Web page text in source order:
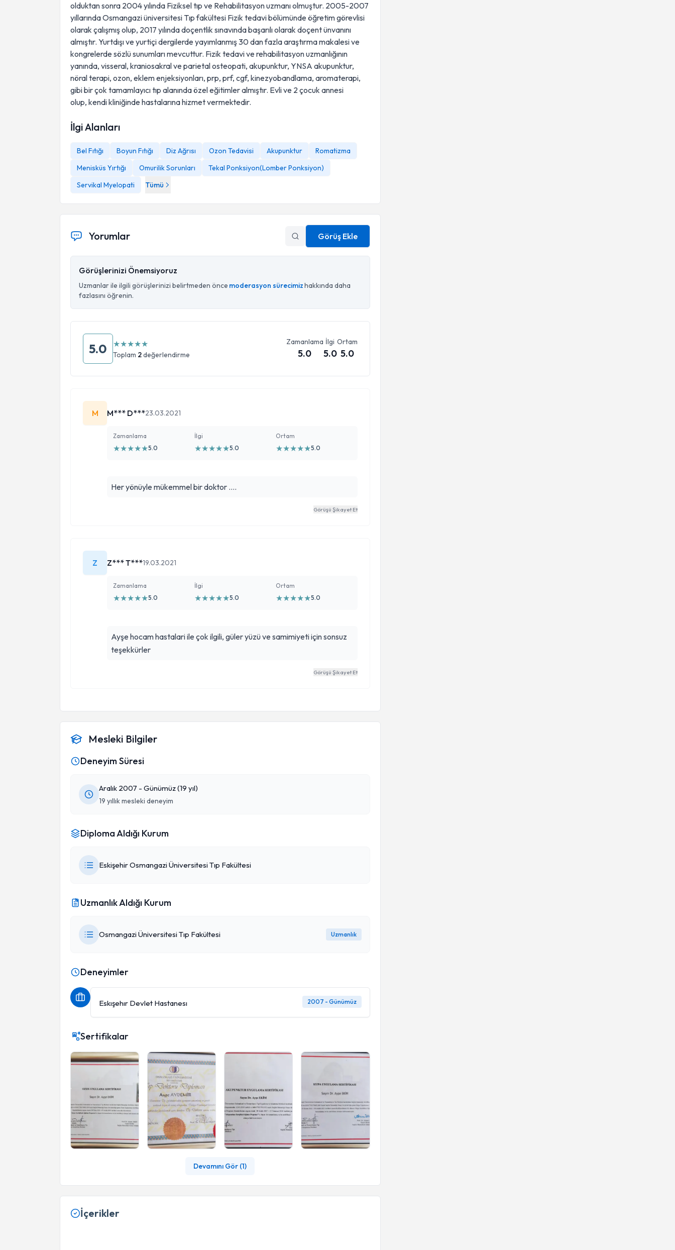
olduktan sonra 2004 yılında Fiziksel tıp ve Rehabilitasyon uzmanı olmuştur. 2005-2007
yıllarında Osmangazi üniversitesi Tıp fakültesi Fizik tedavi bölümünde öğretim görevlisi
olarak çalışmış olup, 2017 yılında doçentlik sınavında başarılı olarak doçent ünvanını
almıştır. Yurtdışı ve yurtiçi dergilerde yayımlanmış 30 dan fazla araştırma makalesi ve
kongrelerde sözlü sunumları mevcuttur. Fizik tedavi ve rehabilitasyon uzmanlığının
yanında, visseral, kraniosakral ve parietal osteopati, akupunktur, YNSA akupunktur,
nöral terapi, ozon, eklem enjeksiyonları, prp, prf, cgf, kinezyobandlama, aromaterapi,
gibi bir çok tamamlayıcı tıp alanında özel eğitimler almıştır. Evli ve 2 çocuk annesi
olup, kendi kliniğinde hastalarına hizmet vermektedir.
İlgi Alanları
Bel Fıtığı Boyun Fıtığı Diz Ağrısı Ozon Tedavisi Akupunktur
Romatizma
Menisküs Yırtığı
Omurilik Sorunları
Tekal Ponksiyon(Lomber Ponksiyon)
Servikal Myelopati
Tümü
Yorumlar Görüş Ekle
Görüşlerinizi Önemsiyoruz
Uzmanlar ile ilgili görüşlerinizi belirtmeden önce moderasyon sürecimizhakkında daha
fazlasını öğrenin.
5.0 ★★★★★
Toplam 2değerlendirme
Zamanlama
5.0
İlgi
5.0
Ortam
5.0
M M*** D***23.03.2021
Zamanlama
★★★★★5.0
İlgi
★★★★★5.0
Ortam
★★★★★5.0
Her yönüyle mükemmel bir doktor ....
Görüşü Şikayet Et
Z Z*** T***19.03.2021
Zamanlama
★★★★★5.0
İlgi
★★★★★5.0
Ortam
★★★★★5.0
Ayşe hocam hastalari ile çok ilgili, güler yüzü ve samimiyeti için sonsuz
teşekkürler
Görüşü Şikayet Et
Mesleki Bilgiler
Deneyim Süresi
Aralık 2007 - Günümüz (19 yıl)
19 yıllık mesleki deneyim
Diploma Aldığı Kurum
Eskişehir Osmangazi Üniversitesi Tıp Fakültesi
Uzmanlık Aldığı Kurum
Osmangazi Üniversitesi Tıp Fakültesi Uzmanlık
Deneyimler
Eskışehır Devlet Hastanesı 2007 - Günümüz
Sertifikalar
Devamını Gör (1)
İçerikler